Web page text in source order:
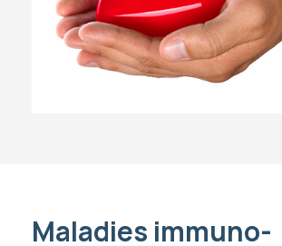
Maladies immuno-